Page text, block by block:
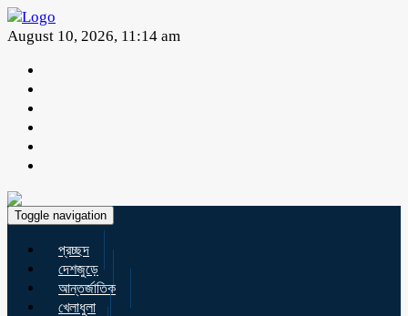
August 10, 2026, 11:14 am
Toggle navigation
প্রচ্ছদ
দেশজুড়ে
আন্তর্জাতিক
খেলাধুলা